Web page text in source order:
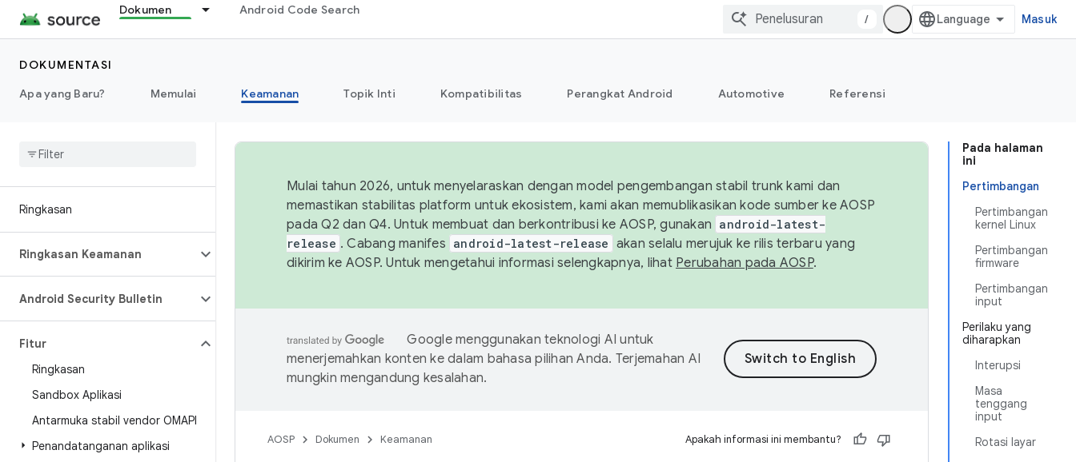
Dokumen Android Code Search
/ Masuk
DOKUMENTASI
Apa yang Baru?
Memulai Keamanan Topik Inti Kompatibilitas Perangkat Android Automotive Referensi
Ringkasan
Ringkasan Keamanan
Android Security Bulletin
Fitur
Ringkasan
Sandbox Aplikasi
Antarmuka stabil vendor OMAPI
Penandatanganan aplikasi
Pada halaman
ini
Pertimbangan
Pertimbangan
kernel Linux
Pertimbangan
firmware
Pertimbangan
input
Perilaku yang
diharapkan
Interupsi
Masa
tenggang
input
Rotasi layar
Mulai tahun 2026, untuk menyelaraskan dengan model pengembangan stabil trunk kami dan
memastikan stabilitas platform untuk ekosistem, kami akan memublikasikan kode sumber ke AOSP
pada Q2 dan Q4. Untuk membuat dan berkontribusi ke AOSP, gunakan android-latest-
release . Cabang manifes android-latest-release akan selalu merujuk ke rilis terbaru yang
dikirim ke AOSP. Untuk mengetahui informasi selengkapnya, lihat Perubahan pada AOSP.
Google menggunakan teknologi AI untuk
menerjemahkan konten ke dalam bahasa pilihan Anda. Terjemahan AI
mungkin mengandung kesalahan.
AOSP Dokumen Keamanan Apakah informasi ini membantu?